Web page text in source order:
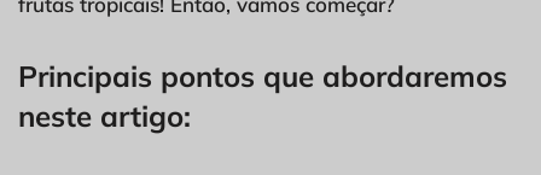
Principais pontos que abordaremos
neste artigo: